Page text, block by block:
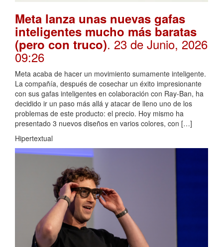
Meta lanza unas nuevas gafas
inteligentes mucho más baratas
(pero con truco). 23 de Junio, 2026
09:26
Meta acaba de hacer un movimiento sumamente inteligente.
La compañía, después de cosechar un éxito impresionante
con sus gafas inteligentes en colaboración con Ray-Ban, ha
decidido ir un paso más allá y atacar de lleno uno de los
problemas de este producto: el precio. Hoy mismo ha
presentado 3 nuevos diseños en varios colores, con […]
Hipertextual